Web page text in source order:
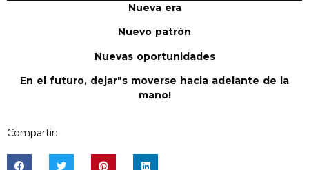
Nueva era
Nuevo patrón
Nuevas oportunidades
En el futuro, dejar"s moverse hacia adelante de la
mano!
Compartir: